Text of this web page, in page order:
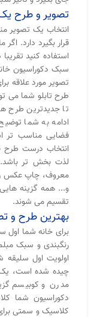
تصویر و طرح یک
انتخاب یک تصویر
قرار بگیرد دارد.
استفاده کنید
سبک دکوراسیون
تصویر مورد علاقه
طرح تابلو شما می
تا جدیدترین طرح
ادامه به شما
فضایی مناسب تر
انتخاب درست طرح
لذت بخش تر باشد.
معروف، چاپ عکس
و... همه گزینه
تقسیم می شوند.
بهترین طرح و
برای خانه شما اول
رنگبندی و سبک
اولویت اول
چیده شده است، یک
مدرن و کوبیسم
دکوراسیون شما
کلاسیک و سمتی برای